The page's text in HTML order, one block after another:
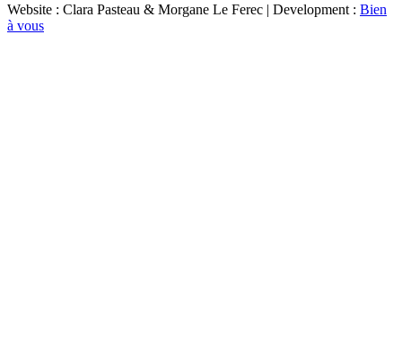
Website : Clara Pasteau & Morgane Le Ferec | Development : Bien
à vous